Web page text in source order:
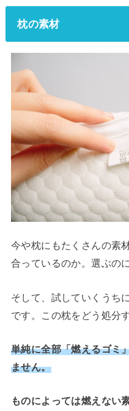
枕の素材
今や枕にもたくさんの素
合っているのか。選ぶの
そして、試していくうち
です。この枕をどう処分
単純に全部「燃えるゴミ
ません。
ものによっては燃えない